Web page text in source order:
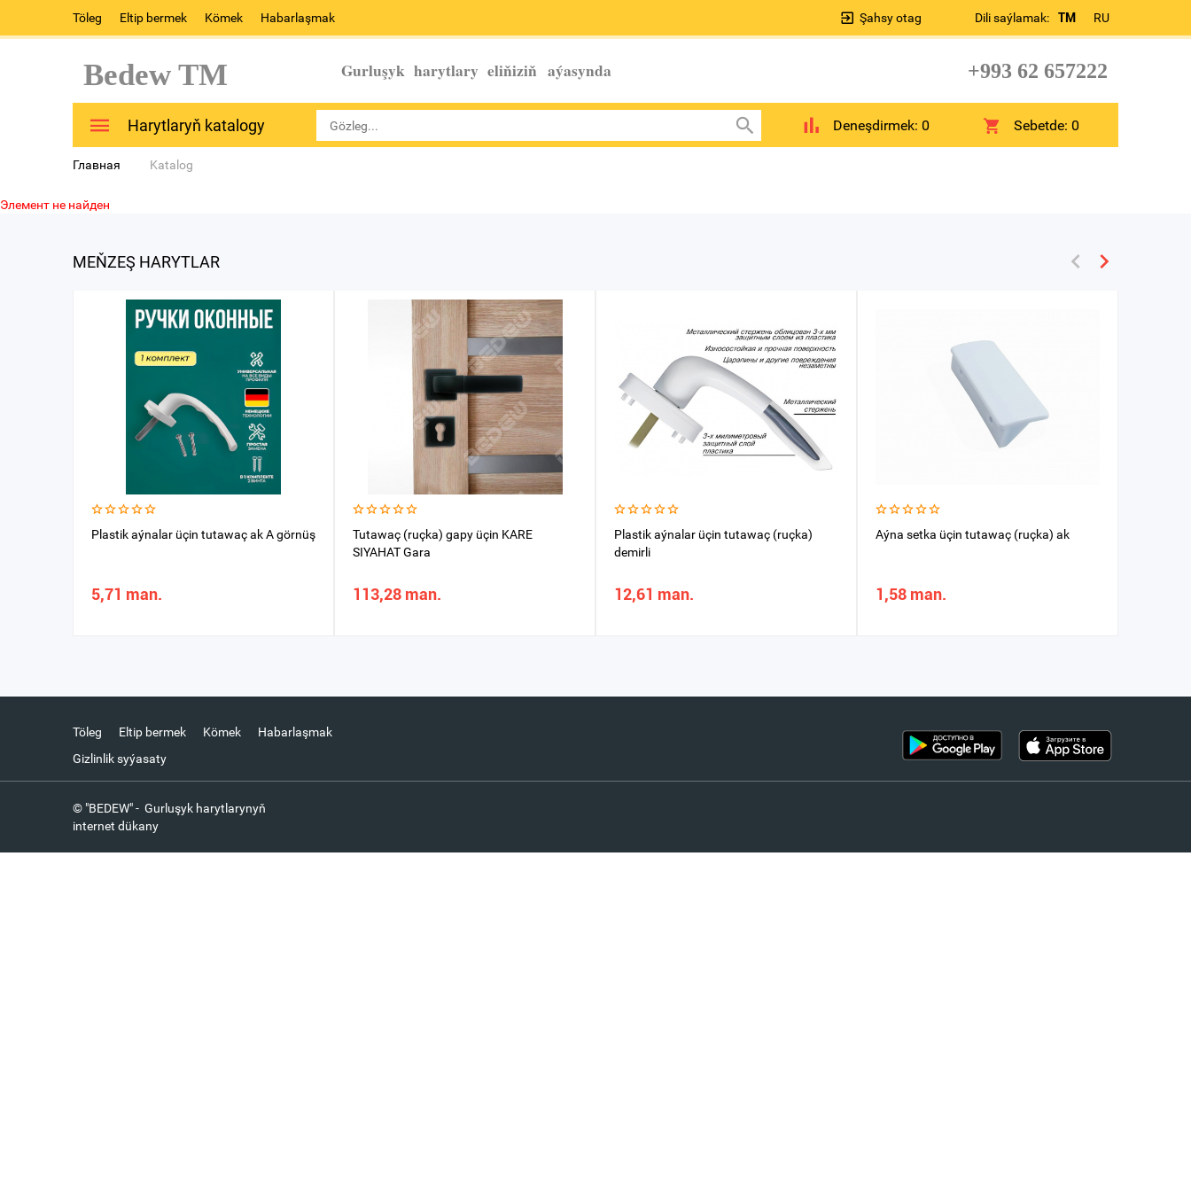
Töleg Eltip bermek Kömek Habarlaşmak Dili saýlamak: TM RU
Şahsy otag
Bedew TM Gurluşyk harytlary eliňiziň aýasynda +993 62 657222
Harytlaryň katalogy Deneşdirmek: 0 Sebetde:0
Главная Katalog
Элемент не найден
MEŇZEŞ HARYTLAR
Plastik aýnalar üçin tutawaç ak A görnüş
5,71 man.
Tutawaç (ruçka) gapy üçin KARE
SIYAHAT Gara
113,28 man.
Plastik aýnalar üçin tutawaç (ruçka)
demirli
12,61 man.
Aýna setka üçin tutawaç (ruçka) ak
1,58 man.
Töleg Eltip bermek Kömek
Habarlaşmak
Gizlinlik syýasaty
© "BEDEW" - Gurluşyk harytlarynyň
internet dükany